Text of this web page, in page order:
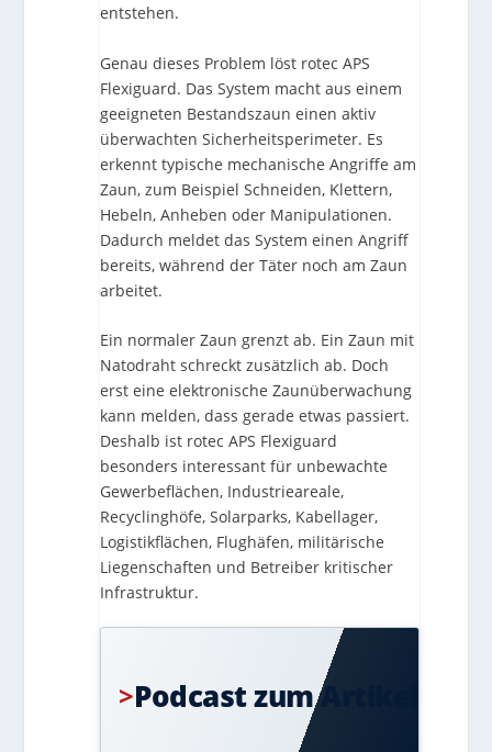
entstehen.
Genau dieses Problem löst rotec APS
Flexiguard. Das System macht aus einem
geeigneten Bestandszaun einen aktiv
überwachten Sicherheitsperimeter. Es
erkennt typische mechanische Angriffe am
Zaun, zum Beispiel Schneiden, Klettern,
Hebeln, Anheben oder Manipulationen.
Dadurch meldet das System einen Angriff
bereits, während der Täter noch am Zaun
arbeitet.
Ein normaler Zaun grenzt ab. Ein Zaun mit
Natodraht schreckt zusätzlich ab. Doch
erst eine elektronische Zaunüberwachung
kann melden, dass gerade etwas passiert.
Deshalb ist rotec APS Flexiguard
besonders interessant für unbewachte
Gewerbeflächen, Industrieareale,
Recyclinghöfe, Solarparks, Kabellager,
Logistikflächen, Flughäfen, militärische
Liegenschaften und Betreiber kritischer
Infrastruktur.
>Podcast zum Artikel